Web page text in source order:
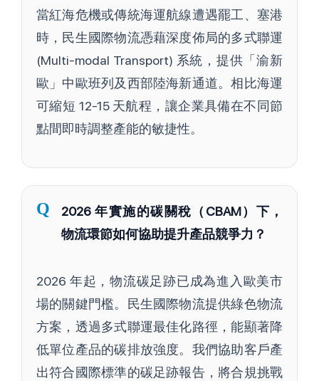
當紅海危機或傳統海運航線遭遇罷工、塞港
時，民生國際物流憑藉深度佈局的多式聯運
(Multi-modal Transport) 系統，提供「渝新
歐」中歐班列及西部陸海新通道。相比海運
可縮短 12-15 天航程，讓企業具備在不同節
點間即時調整產能的敏捷性。
Q
2026 年實施的碳關稅（CBAM）下，
物流環節如何協助提升產品競爭力？
2026 年起，物流碳足跡已成為進入歐美市
場的關鍵門檻。民生國際物流提供綠色物流
方案，透過多式聯運最佳化路徑，能顯著降
低單位產品的碳排放強度。我們協助客戶產
出符合國際標準的碳足跡報告，將合規挑戰